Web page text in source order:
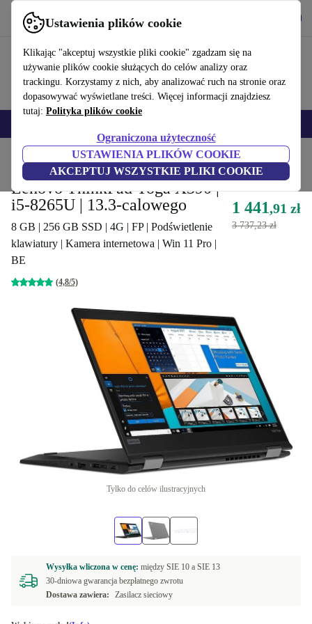
Ustawienia plików cookie
Klikając "akceptuj wszystkie pliki cookie" zgadzam się na
używanie plików cookie służących do celów analizy oraz
trackingu. Korzystamy z nich, aby analizować ruch na stronie oraz
dopasowywać wyświetlane treści. Więcej informacji znajdziesz
tutaj: Polityka plików cookie
Ograniczona użyteczność
USTAWIENIA PLIKÓW COOKIE
AKCEPTUJ WSZYSTKIE PLIKI COOKIE
Korzystaj z refurbed szybko i łatwo
Produkty Laptopy Laptopy Lenovo
Lenovo ThinkPad Yoga X390 |
i5-8265U | 13.3-calowego
8 GB | 256 GB SSD | 4G | FP | Podświetlenie
klawiatury | Kamera internetowa | Win 11 Pro |
BE
(4,8/5)
1 441,91 zł
3 737,23 zł
Tylko do celów ilustracyjnych
Wysyłka wliczona w cenę: między SIE 10 a SIE 13
30-dniowa gwarancja bezpłatnego zwrotu
Dostawa zawiera:
Zasilacz sieciowy